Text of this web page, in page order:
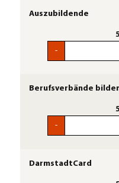
Auszubildende
-
Berufsverbände
-
DarmstadtCard